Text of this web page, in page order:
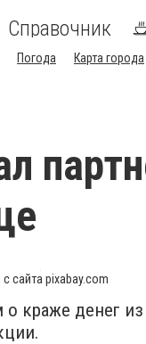
Справочник
Погода Карта города
сайта pixabay.com
краже денег из